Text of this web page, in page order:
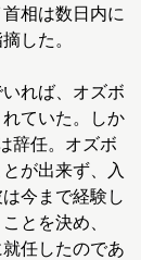
相は数日内に
した。
れば、オズボ
ていた。しか
辞任。オズボ
が出来ず、入
今まで経験し
とを決め、
任したのであ